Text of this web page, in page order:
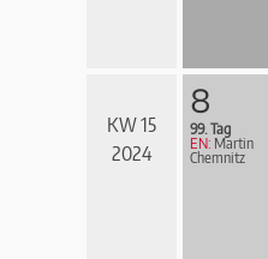
KW 15
2024
8
99. Tag
EN: Martin
Chemnitz